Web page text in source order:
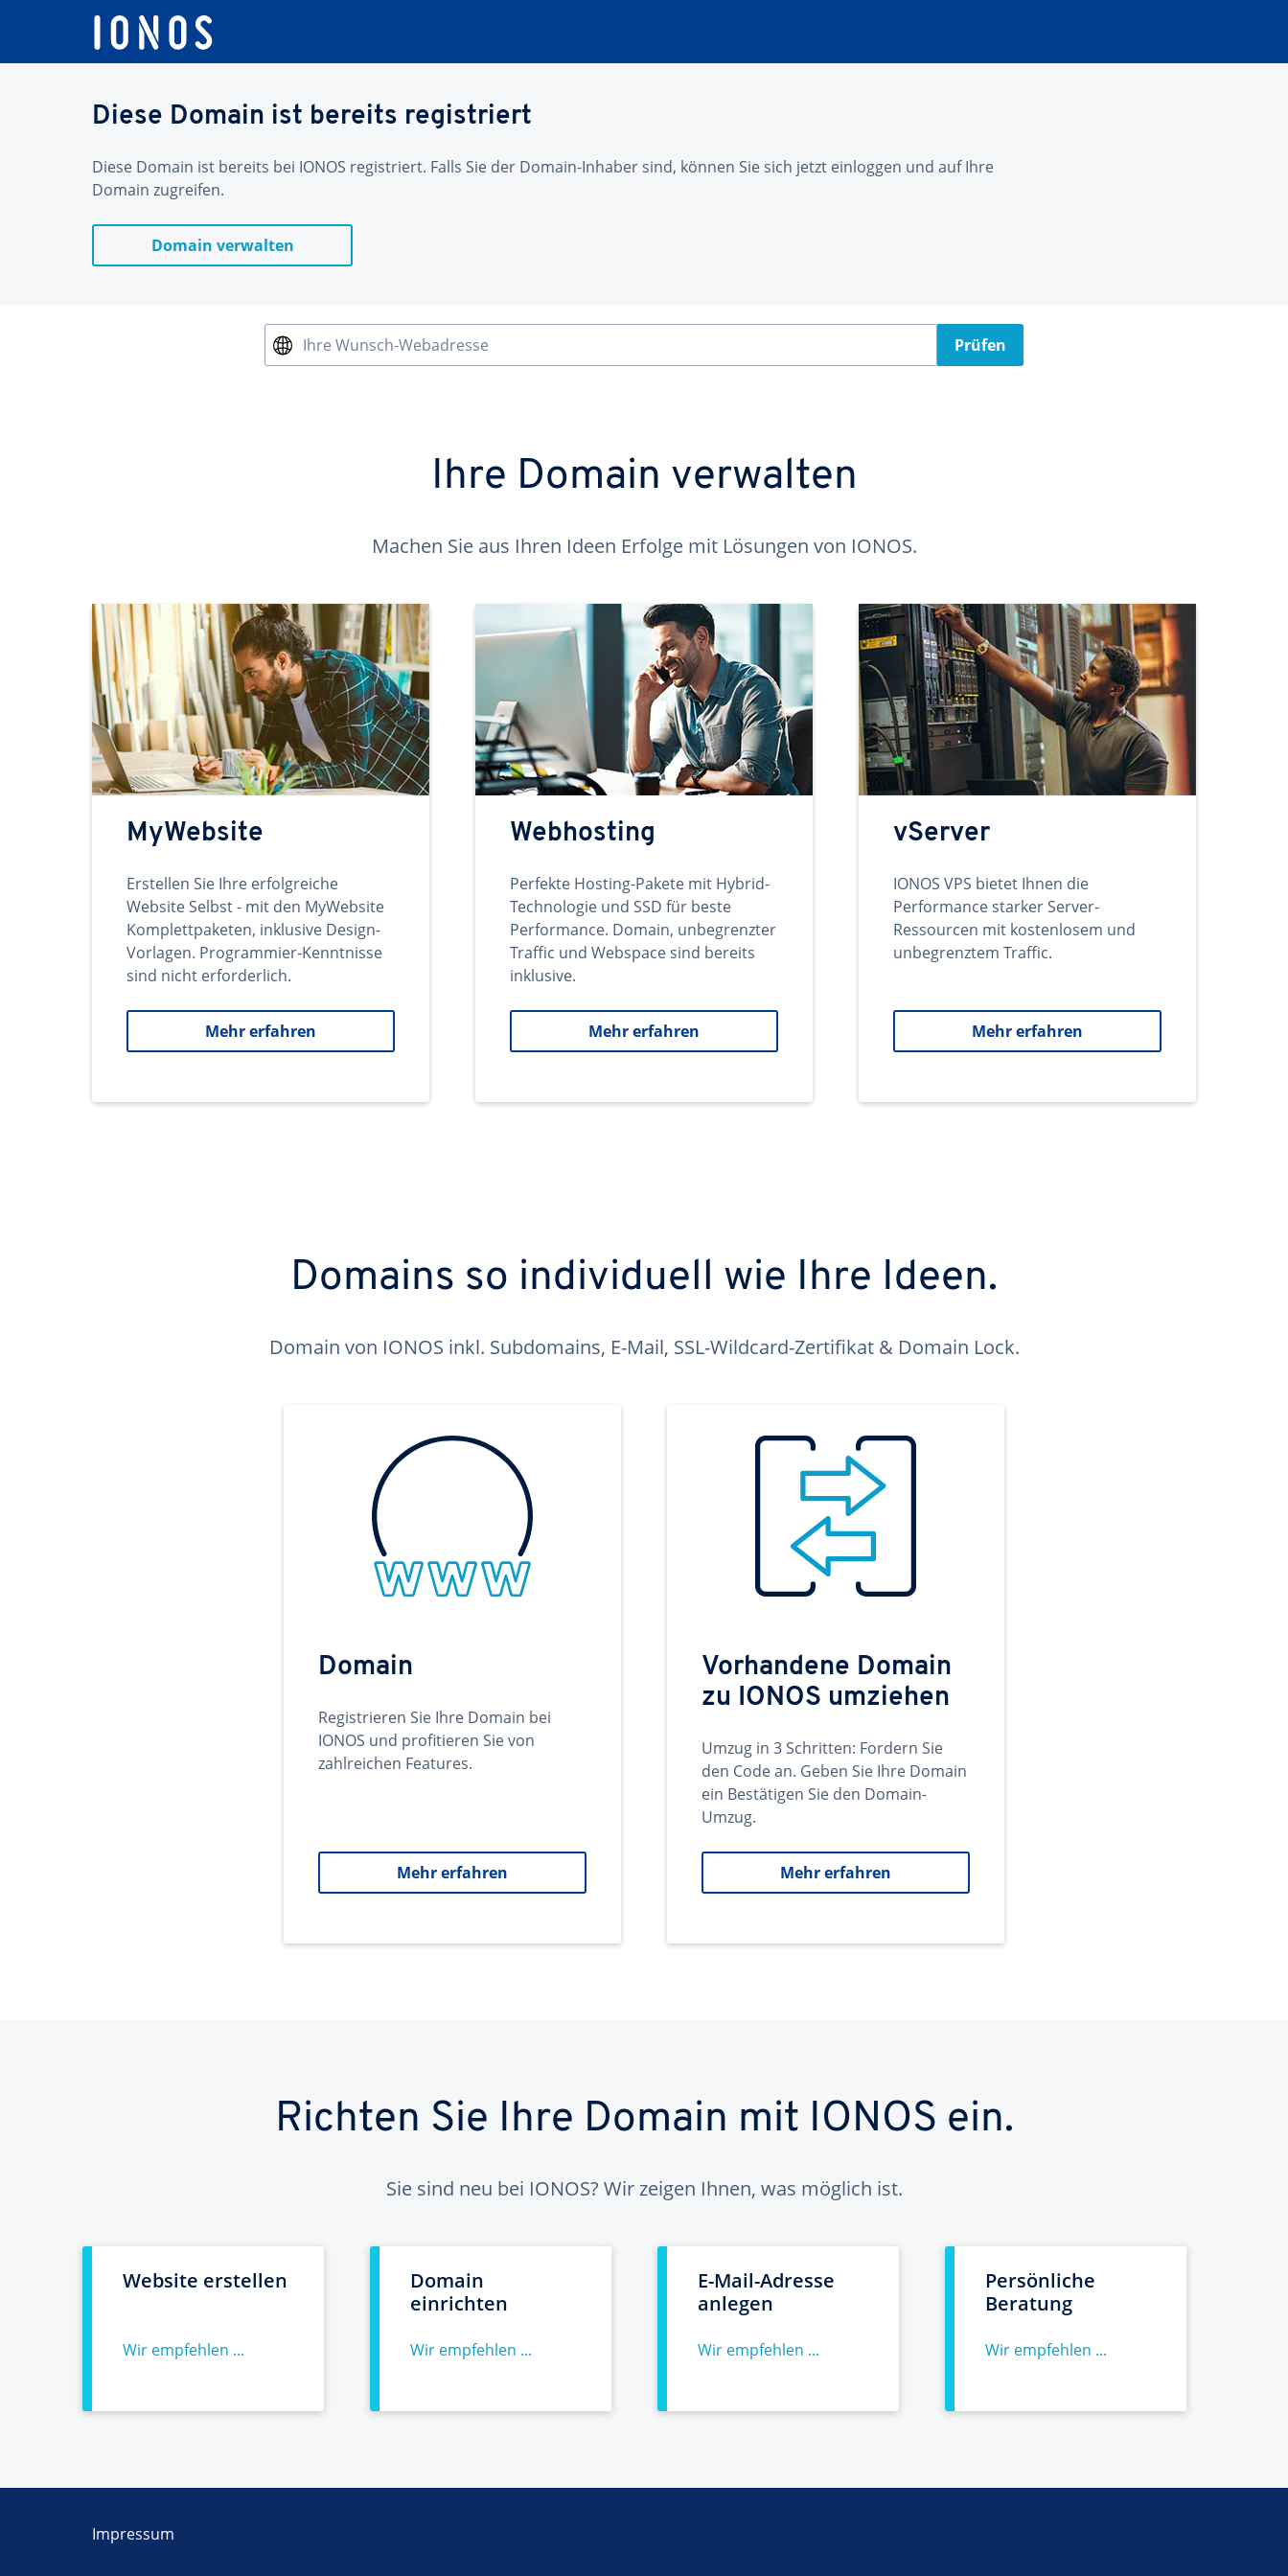
Diese Domain ist bereits registriert
Diese Domain ist bereits bei IONOS registriert. Falls Sie der Domain-Inhaber sind, können Sie sich jetzt einloggen und auf Ihre
Domain zugreifen.
Domain verwalten
Ihre Wunsch-Webadresse Prüfen
Ihre Domain verwalten
Machen Sie aus Ihren Ideen Erfolge mit Lösungen von IONOS.
MyWebsite
Erstellen Sie Ihre erfolgreiche
Website Selbst - mit den MyWebsite
Komplettpaketen, inklusive Design-
Vorlagen. Programmier-Kenntnisse
sind nicht erforderlich.
Mehr erfahren
Webhosting
Perfekte Hosting-Pakete mit Hybrid-
Technologie und SSD für beste
Performance. Domain, unbegrenzter
Traffic und Webspace sind bereits
inklusive.
Mehr erfahren
vServer
IONOS VPS bietet Ihnen die
Performance starker Server-
Ressourcen mit kostenlosem und
unbegrenztem Traffic.
Mehr erfahren
Domains so individuell wie Ihre Ideen.
Domain von IONOS inkl. Subdomains, E-Mail, SSL-Wildcard-Zertifikat & Domain Lock.
Domain
Registrieren Sie Ihre Domain bei
IONOS und profitieren Sie von
zahlreichen Features.
Mehr erfahren
Vorhandene Domain
zu IONOS umziehen
Umzug in 3 Schritten: Fordern Sie
den Code an. Geben Sie Ihre Domain
ein Bestätigen Sie den Domain-
Umzug.
Mehr erfahren
Richten Sie Ihre Domain mit IONOS ein.
Sie sind neu bei IONOS? Wir zeigen Ihnen, was möglich ist.
Website erstellen
Wir empfehlen ...
Domain
einrichten
Wir empfehlen ...
E-Mail-Adresse
anlegen
Wir empfehlen ...
Persönliche
Beratung
Wir empfehlen ...
Impressum